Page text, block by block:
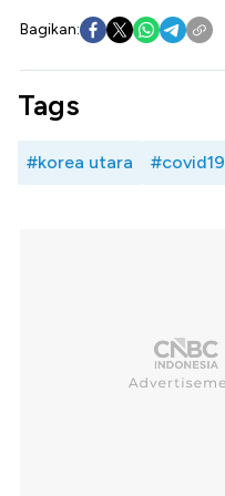
Bagikan:
Tags
#korea utara #covid19